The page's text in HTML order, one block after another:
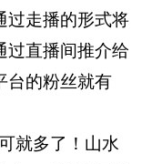
过走播的形式将
过直播间推介给
台的粉丝就有
就多了！山水